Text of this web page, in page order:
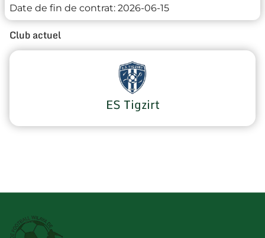
Date de fin de contrat: 2026-06-15
Club actuel
ES Tigzirt